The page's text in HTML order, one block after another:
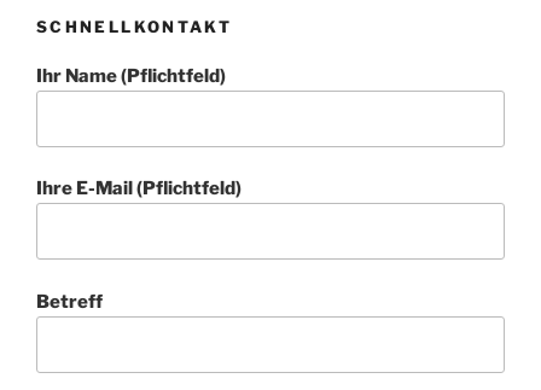
SCHNELLKONTAKT
Ihr Name (Pflichtfeld)
Ihre E-Mail (Pflichtfeld)
Betreff